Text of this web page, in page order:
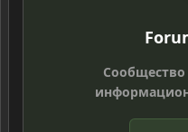
Сообщество